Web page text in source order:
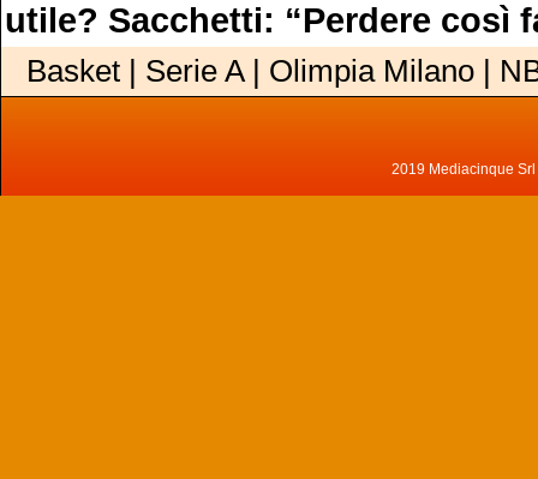
utile? Sacchetti: “Perdere così
Basket | Serie A | Olimpia Milano |
2019 Mediacinque Srl